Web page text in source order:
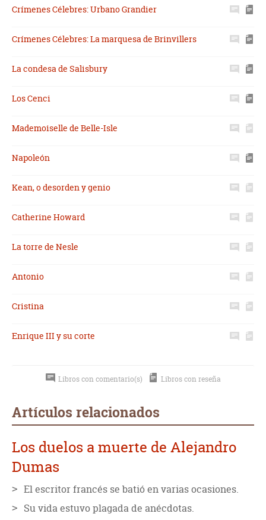
Crímenes Célebres: Urbano Grandier
Crímenes Célebres: La marquesa de Brinvillers
La condesa de Salisbury
Los Cenci
Mademoiselle de Belle-Isle
Napoleón
Kean, o desorden y genio
Catherine Howard
La torre de Nesle
Antonio
Cristina
Enrique III y su corte
Libros con comentario(s) Libros con reseña
Artículos relacionados
Los duelos a muerte de Alejandro
Dumas
El escritor francés se batió en varias ocasiones.
Su vida estuvo plagada de anécdotas.